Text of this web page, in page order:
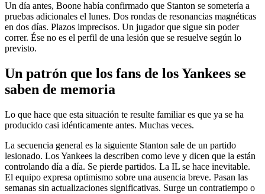
Un día antes, Boone había confirmado que Stanton se sometería a
pruebas adicionales el lunes. Dos rondas de resonancias magnéticas
en dos días. Plazos imprecisos. Un jugador que sigue sin poder
correr. Ése no es el perfil de una lesión que se resuelve según lo
previsto.
Un patrón que los fans de los Yankees se
saben de memoria
Lo que hace que esta situación te resulte familiar es que ya se ha
producido casi idénticamente antes. Muchas veces.
La secuencia general es la siguiente Stanton sale de un partido
lesionado. Los Yankees la describen como leve y dicen que la están
controlando día a día. Se pierde partidos. La IL se hace inevitable.
El equipo expresa optimismo sobre una ausencia breve. Pasan las
semanas sin actualizaciones significativas. Surge un contratiempo o